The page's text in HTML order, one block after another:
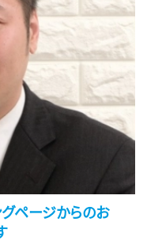
ページからのお